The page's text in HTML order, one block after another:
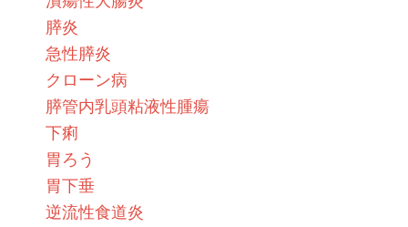
膵炎
急性膵炎
クローン病
膵管内乳頭粘液性腫瘍
下痢
胃ろう
胃下垂
逆流性食道炎